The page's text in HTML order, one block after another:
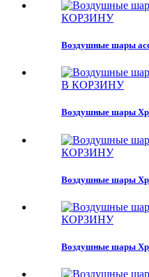
КОРЗИНУ
Воздушные шары
В КОРЗИНУ
Воздушные шары
КОРЗИНУ
Воздушные шары
КОРЗИНУ
Воздушные шары